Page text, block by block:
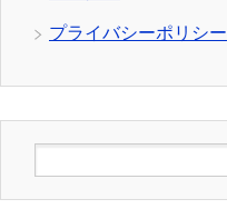
プライバシーポリシー